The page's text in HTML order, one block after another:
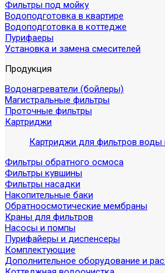
Фильтры под мойку
Водоподготовка в квартире
Водоподготовка в коттедже
Пурифаеры
Установка и замена смесителей
Продукция
Водонагреватели (бойлеры)
Магистральные фильтры
Проточные фильтры
Картриджи
Картриджи для фильтров воды
Фильтры обратного осмоса
Фильтры кувшины
Фильтры насадки
Накопительные баки
Обратноосмотические мембраны
Краны для фильтров
Насосы и помпы
Пурифайеры и диспенсеры
Комплектующие
Дополнительное оборудование и